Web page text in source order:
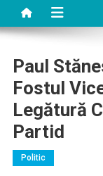
Paul
Fostul
Legătură
Partid
Politic